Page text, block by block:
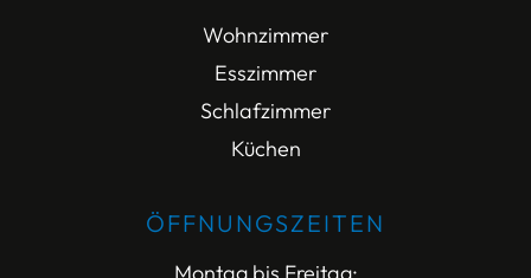
Wohnzimmer
Esszimmer
Schlafzimmer
Küchen
ÖFFNUNGSZEITEN
Montag bis Freitag: